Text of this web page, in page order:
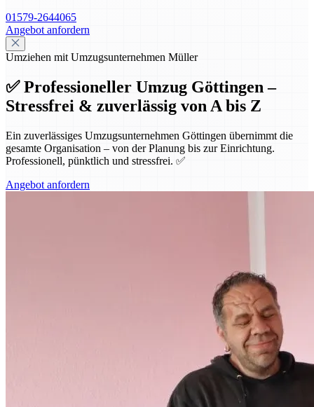
01579-2644065
Angebot anfordern
Umziehen mit Umzugsunternehmen Müller
✅ Professioneller Umzug Göttingen –
Stressfrei & zuverlässig von A bis Z
Ein zuverlässiges Umzugsunternehmen Göttingen übernimmt die
gesamte Organisation – von der Planung bis zur Einrichtung.
Professionell, pünktlich und stressfrei. ✅
Angebot anfordern